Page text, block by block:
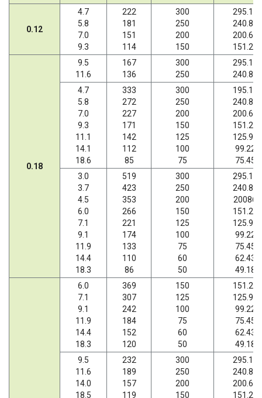
0.12
4.7
5.8
7.0
9.3
222
181
151
114
300
250
200
150
295.18
240.89
200.66
151.20
0.18
9.5
11.6
167
136
300
250
295.18
240.89
4.7
5.8
7.0
9.3
11.1
14.1
18.6
333
272
227
171
142
112
85
300
250
200
150
125
100
75
195.18
240.89
200.66
151.20
125.95
99.22
75.45
3.0
3.7
4.5
6.0
7.1
9.1
11.9
14.4
18.3
519
423
353
266
221
174
133
110
86
300
250
200
150
125
100
75
60
50
295.18
240.89
20086
151.20
125.95
99.22
75.45
62.43
49.18
6.0
7.1
9.1
11.9
14.4
18.3
369
307
242
184
152
120
150
125
100
75
60
50
151.20
125.95
99.22
75.45
62.43
49.18
9.5
11.6
14.0
18.5
232
189
157
119
300
250
200
150
295.18
240.89
200.66
151.20